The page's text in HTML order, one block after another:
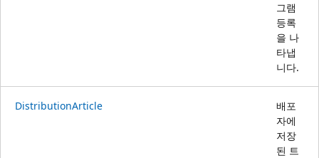
그램
등록
을 나
타냅
니다.
DistributionArticle
배포
자에
저장
된 트